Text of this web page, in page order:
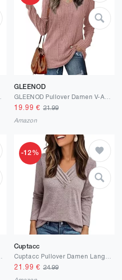
GLEENOD
GLEENOD Pullover Damen V-Ausschnitt Sweatshirt Langarm Leichtes Einfarbiges Oberteil Winter Frühling 2025
19.99 € 21.99
Amazon
-12%
Cuptacc
21.99 € 24.99